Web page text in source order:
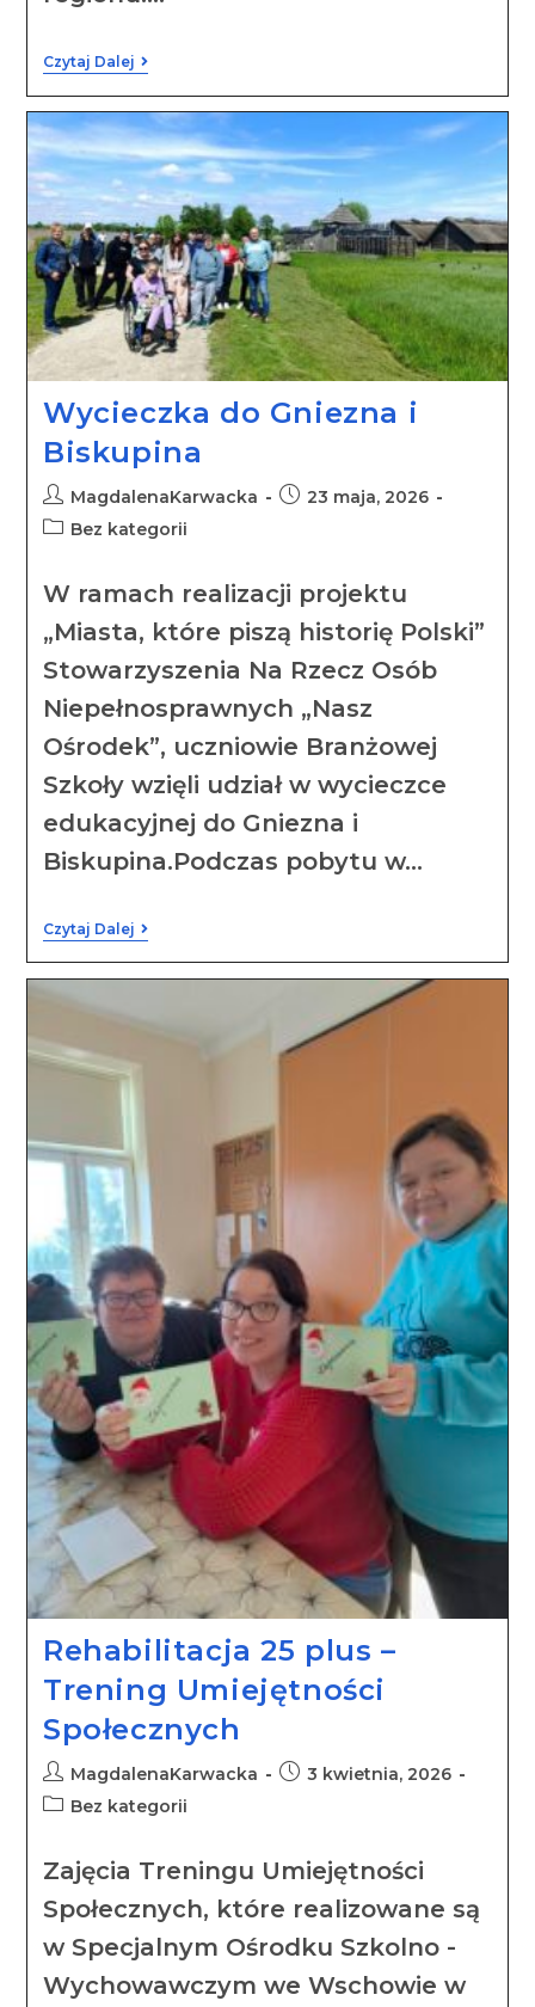
Czytaj Dalej
Wycieczka do Gniezna i
Biskupina
MagdalenaKarwacka
23 maja, 2026
Bez kategorii
W ramach realizacji projektu
„Miasta, które piszą historię Polski”
Stowarzyszenia Na Rzecz Osób
Niepełnosprawnych „Nasz
Ośrodek”, uczniowie Branżowej
Szkoły wzięli udział w wycieczce
edukacyjnej do Gniezna i
Biskupina.Podczas pobytu w…
Czytaj Dalej
Rehabilitacja 25 plus –
Trening Umiejętności
Społecznych
MagdalenaKarwacka
3 kwietnia, 2026
Bez kategorii
Zajęcia Treningu Umiejętności
Społecznych, które realizowane są
w Specjalnym Ośrodku Szkolno -
Wychowawczym we Wschowie w